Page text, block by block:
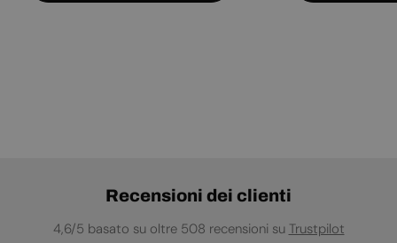
Recensioni dei clienti
4,6/5 basato su oltre 508 recensioni su Trustpilot